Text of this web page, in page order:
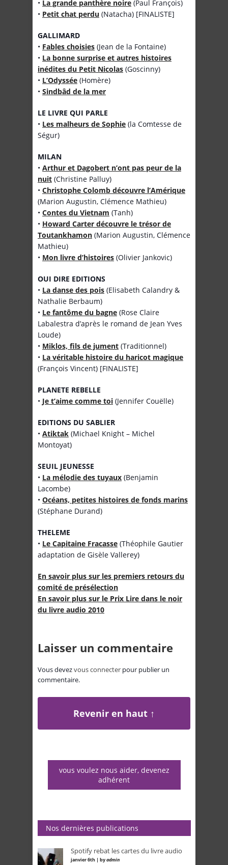
• La grande panthère noire (Paul François)
• Petit chat perdu (Natacha) [FINALISTE]
GALLIMARD
• Fables choisies (Jean de la Fontaine)
• La bonne surprise et autres histoires
inédites du Petit Nicolas (Goscinny)
• L’Odyssée (Homère)
• Sindbâd de la mer
LE LIVRE QUI PARLE
• Les malheurs de Sophie (la Comtesse de
Ségur)
MILAN
• Arthur et Dagobert n’ont pas peur de la
nuit (Christine Palluy)
• Christophe Colomb découvre l’Amérique
(Marion Augustin, Clémence Mathieu)
• Contes du Vietnam (Tanh)
• Howard Carter découvre le trésor de
Toutankhamon (Marion Augustin, Clémence
Mathieu)
• Mon livre d’histoires (Olivier Jankovic)
OUI DIRE EDITIONS
• La danse des pois (Elisabeth Calandry &
Nathalie Berbaum)
• Le fantôme du bagne (Rose Claire
Labalestra d’après le romand de Jean Yves
Loude)
• Miklos, fils de jument (Traditionnel)
• La véritable histoire du haricot magique
(François Vincent) [FINALISTE]
PLANETE REBELLE
• Je t’aime comme toi (Jennifer Couëlle)
EDITIONS DU SABLIER
• Atiktak (Michael Knight – Michel
Montoyat)
SEUIL JEUNESSE
• La mélodie des tuyaux (Benjamin
Lacombe)
• Océans, petites histoires de fonds marins
(Stéphane Durand)
THELEME
• Le Capitaine Fracasse (Théophile Gautier
adaptation de Gisèle Vallerey)
En savoir plus sur les premiers retours du
comité de présélection
En savoir plus sur le Prix Lire dans le noir
du livre audio 2010
Laisser un commentaire
Vous devezvous connecter pour publier un
commentaire.
Revenir en haut ↑
vous voulez nous aider, devenez
adhérent
Nos dernières publications
Spotify rebat les cartes du livre audio
janvier 6th | byadmin